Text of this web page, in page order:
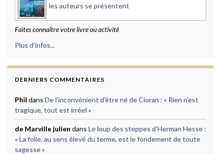
les auteurs se présentent
Faites connaître votre livre ou activité
Plus d'infos...
DERNIERS COMMENTAIRES
Phil dans De l’inconvénient d’être né de Cioran : « Rien n’est
tragique, tout est irréel »
de Marville julien dans Le loup des steppes d’Herman Hesse :
« La folie, au sens élevé du terme, est le fondement de toute
sagesse »